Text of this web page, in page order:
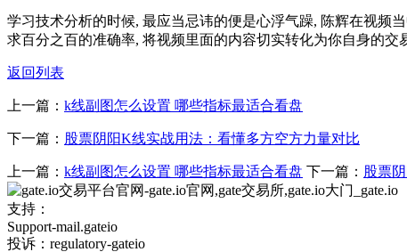
学习技术分析的时候, 最应当忌讳的便是心浮气躁, 陈辉在视频
求百分之百的准确率, 将视频里面的内容切实转化为你自身的交
返回列表
上一篇： k线副图怎么设置 哪些指标最适合看盘
下一篇： 股票阴阳K线实战用法：看懂多方空方力量对比
上一篇： k线副图怎么设置 哪些指标最适合看盘 下一篇： 股票
支持：
Support-mail.gateio
投诉：regulatory-gateio